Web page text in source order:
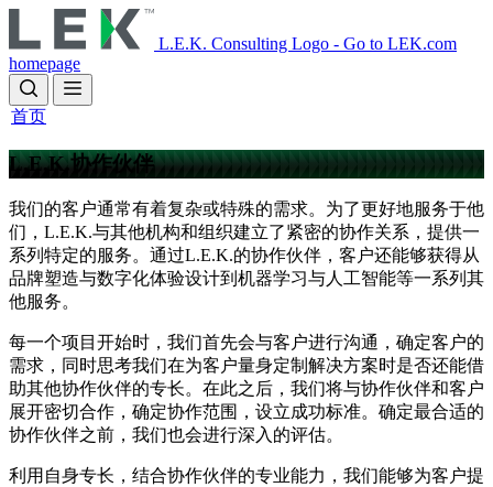
to
main
content
L.E.K. Consulting Logo - Go to LEK.com
homepage
首页
L.E.K.协作伙伴
我们的客户通常有着复杂或特殊的需求。为了更好地服务于他
们，L.E.K.与其他机构和组织建立了紧密的协作关系，提供一
系列特定的服务。通过L.E.K.的协作伙伴，客户还能够获得从
品牌塑造与数字化体验设计到机器学习与人工智能等一系列其
他服务。
每一个项目开始时，我们首先会与客户进行沟通，确定客户的
需求，同时思考我们在为客户量身定制解决方案时是否还能借
助其他协作伙伴的专长。在此之后，我们将与协作伙伴和客户
展开密切合作，确定协作范围，设立成功标准。确定最合适的
协作伙伴之前，我们也会进行深入的评估。
利用自身专长，结合协作伙伴的专业能力，我们能够为客户提